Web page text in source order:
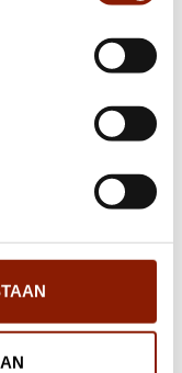
linksonder op
elk moment
hbo-